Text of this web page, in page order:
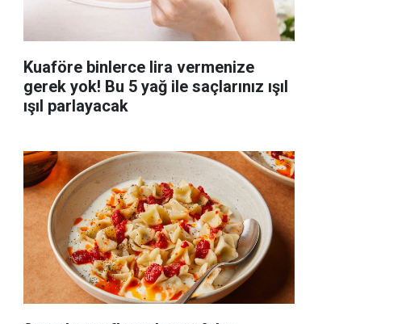
Kuaföre binlerce lira vermenize
gerek yok! Bu 5 yağ ile saçlarınız ışıl
ışıl parlayacak